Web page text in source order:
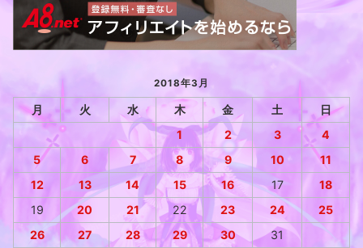
2018年3月
月 火 水 木 金 土
日
1
2 3
4
5
6 7 8 9 10
11
12
13 14 15 16 17
18
19
20 21 22 23 24
25
26
27 28 29 30
31